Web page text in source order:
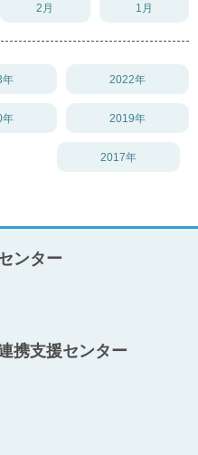
2月 1月
年 2022年
年 2019年
2017年
ンター
携支援センター